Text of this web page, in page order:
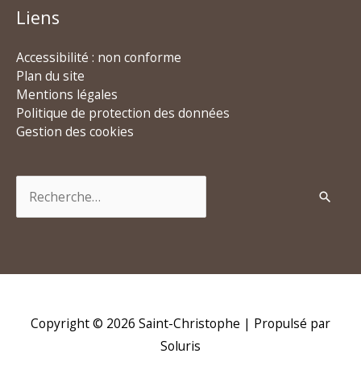
Liens
Accessibilité : non conforme
Plan du site
Mentions légales
Politique de protection des données
Gestion des cookies
Copyright © 2026 Saint-Christophe | Propulsé par
Soluris